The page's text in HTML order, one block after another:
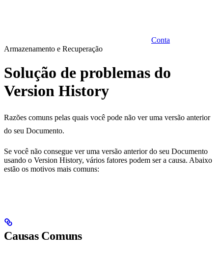
Conta
Armazenamento e Recuperação
Solução de problemas do
Version History
Razões comuns pelas quais você pode não ver uma versão anterior
do seu Documento.
Se você não consegue ver uma versão anterior do seu Documento
usando o Version History, vários fatores podem ser a causa. Abaixo
estão os motivos mais comuns:
Causas Comuns